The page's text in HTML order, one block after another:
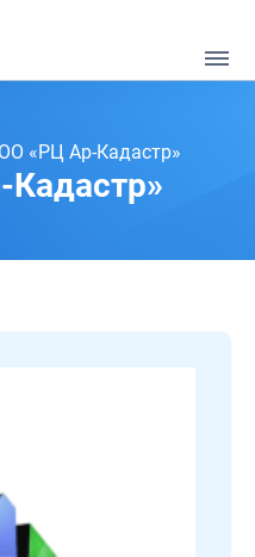
«РЦ Ар-Кадастр»